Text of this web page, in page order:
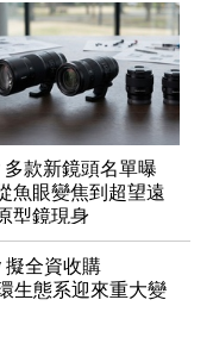
多款新鏡頭名單曝
魚眼變焦到超望遠
型鏡現身
擬全資收購
生態系迎來重大變